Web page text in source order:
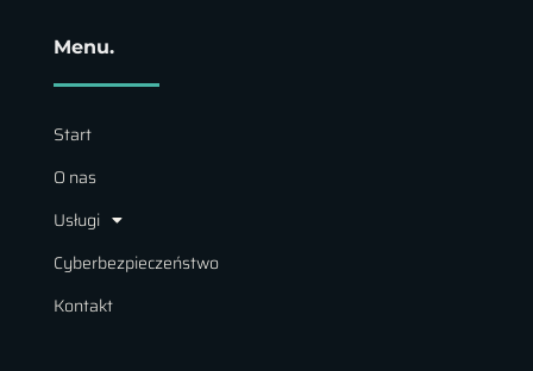
Menu.
Start
O nas
Usługi
Cyberbezpieczeństwo
Kontakt